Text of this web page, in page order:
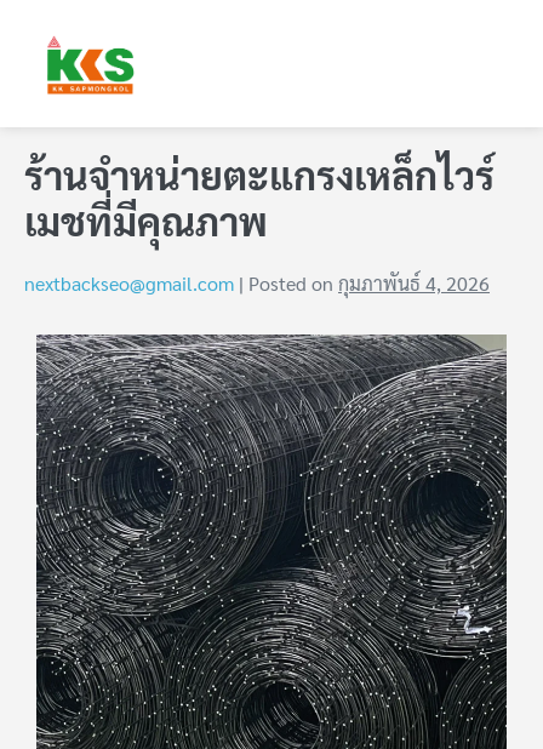
ร้านจำหน่ายตะแกรงเหล็กไวร์
เมชที่มีคุณภาพ
nextbackseo@gmail.com | Posted on กุมภาพันธ์ 4, 2026